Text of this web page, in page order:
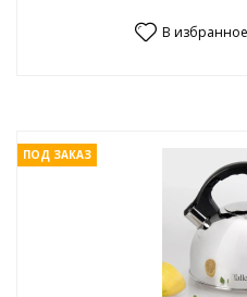
В избранное
ПОД ЗАКАЗ